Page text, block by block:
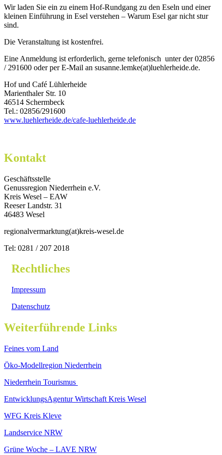
Wir laden Sie ein zu einem Hof-Rundgang zu den Eseln und einer
kleinen Einführung in Esel verstehen – Warum Esel gar nicht stur
sind.
Die Veranstaltung ist kostenfrei.
Eine Anmeldung ist erforderlich, gerne telefonisch unter der 02856
/ 291600 oder per E-Mail an susanne.lemke(at)luehlerheide.de.
Hof und Café Lühlerheide
Marienthaler Str. 10
46514 Schermbeck
Tel.: 02856/291600
www.luehlerheide.de/cafe-luehlerheide.de
Kontakt
Geschäftsstelle
Genussregion Niederrhein e.V.
Kreis Wesel – EAW
Reeser Landstr. 31
46483 Wesel
regionalvermarktung(at)kreis-wesel.de
Tel: 0281 / 207 2018
Rechtliches
Impressum
Datenschutz
Weiterführende Links
Feines vom Land
Öko-Modellregion Niederrhein
Niederrhein Tourismus
EntwicklungsAgentur Wirtschaft Kreis Wesel
WFG Kreis Kleve
Landservice NRW
Grüne Woche – LAVE NRW